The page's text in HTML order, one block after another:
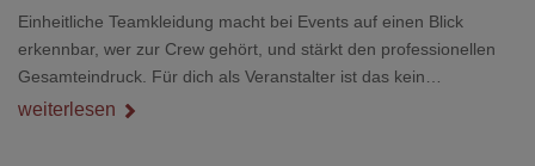
Einheitliche Teamkleidung macht bei Events auf einen Blick
erkennbar, wer zur Crew gehört, und stärkt den professionellen
Gesamteindruck. Für dich als Veranstalter ist das kein
Nebenthema: Bei Textilien mit Stickerei oder mehreren
weiterlesen